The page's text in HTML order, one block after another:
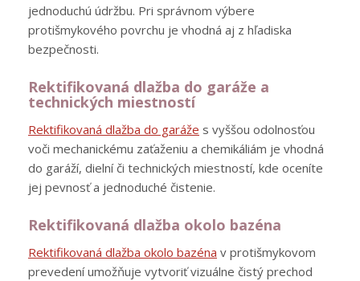
jednoduchú údržbu. Pri správnom výbere
protišmykového povrchu je vhodná aj z hľadiska
bezpečnosti.
Rektifikovaná dlažba do garáže a
technických miestností
Rektifikovaná dlažba do garáže s vyššou odolnosťou
voči mechanickému zaťaženiu a chemikáliám je vhodná
do garáží, dielní či technických miestností, kde oceníte
jej pevnosť a jednoduché čistenie.
Rektifikovaná dlažba okolo bazéna
Rektifikovaná dlažba okolo bazéna v protišmykovom
prevedení umožňuje vytvoriť vizuálne čistý prechod